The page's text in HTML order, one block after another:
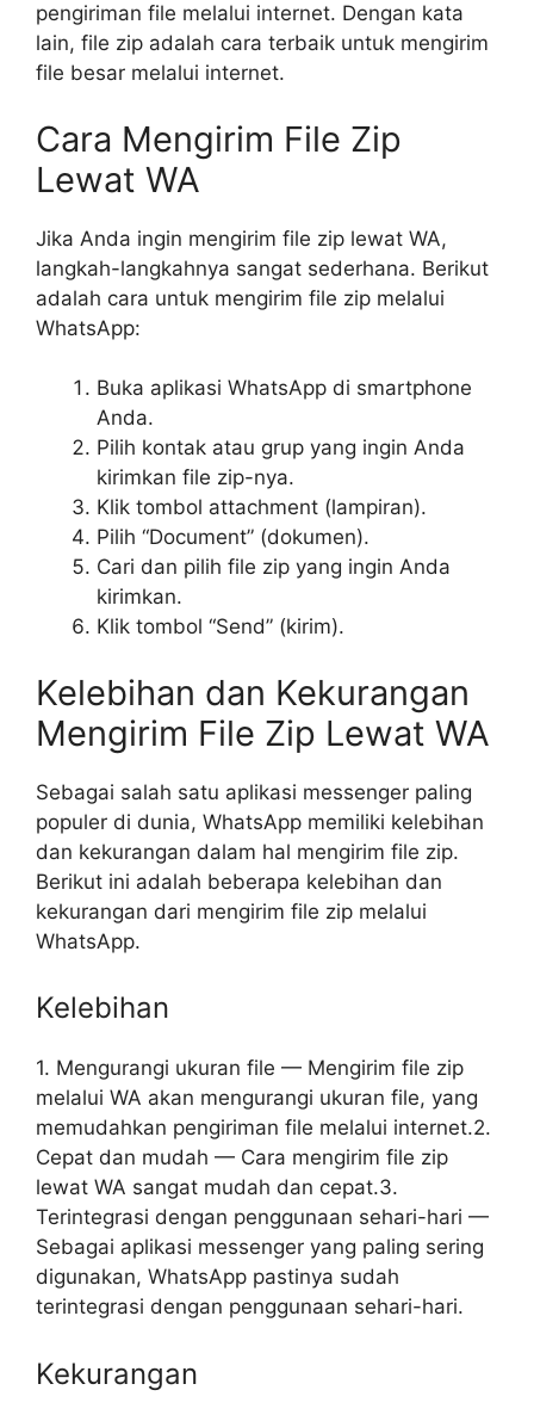
pengiriman file melalui internet. Dengan kata
lain, file zip adalah cara terbaik untuk mengirim
file besar melalui internet.
Cara Mengirim File Zip
Lewat WA
Jika Anda ingin mengirim file zip lewat WA,
langkah-langkahnya sangat sederhana. Berikut
adalah cara untuk mengirim file zip melalui
WhatsApp:
Buka aplikasi WhatsApp di smartphone
Anda.
Pilih kontak atau grup yang ingin Anda
kirimkan file zip-nya.
Klik tombol attachment (lampiran).
Pilih “Document” (dokumen).
Cari dan pilih file zip yang ingin Anda
kirimkan.
Klik tombol “Send” (kirim).
Kelebihan dan Kekurangan
Mengirim File Zip Lewat WA
Sebagai salah satu aplikasi messenger paling
populer di dunia, WhatsApp memiliki kelebihan
dan kekurangan dalam hal mengirim file zip.
Berikut ini adalah beberapa kelebihan dan
kekurangan dari mengirim file zip melalui
WhatsApp.
Kelebihan
1. Mengurangi ukuran file — Mengirim file zip
melalui WA akan mengurangi ukuran file, yang
memudahkan pengiriman file melalui internet.2.
Cepat dan mudah — Cara mengirim file zip
lewat WA sangat mudah dan cepat.3.
Terintegrasi dengan penggunaan sehari-hari —
Sebagai aplikasi messenger yang paling sering
digunakan, WhatsApp pastinya sudah
terintegrasi dengan penggunaan sehari-hari.
Kekurangan